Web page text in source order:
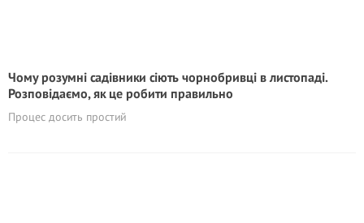
Чому розумні садівники сіють чорнобривці в листопаді.
Розповідаємо, як це робити правильно
Процес досить простий